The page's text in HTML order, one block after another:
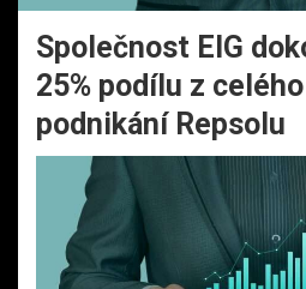
Společnost EIG
25% podílu z
podnikání Repsolu